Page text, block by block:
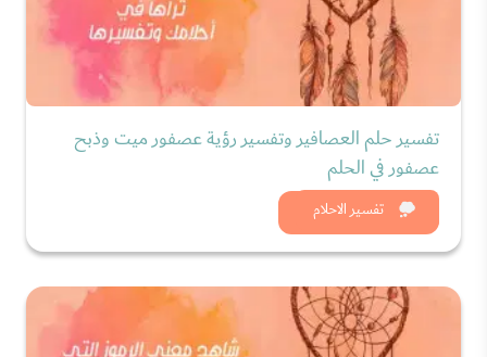
تفسير الاحلام
تفسير حلم العصافير وتفسير رؤية عصفور ميت وذبح
عصفور في الحلم
شاهد الان